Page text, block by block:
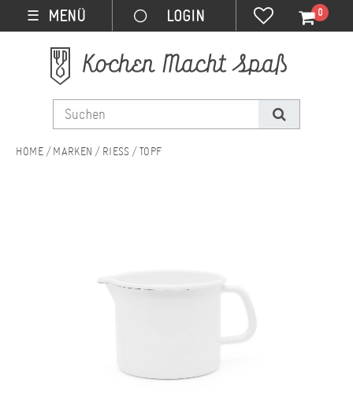
☰ MENÜ 0
MARKEN RIESS TOPF